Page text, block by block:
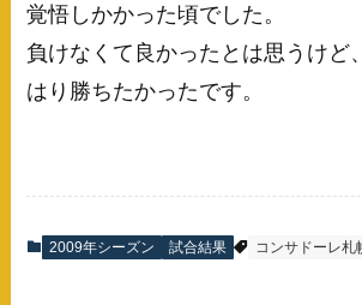
覚悟しかかった頃でした。
負けなくて良かったとは思うけど
はり勝ちたかったです。
2009年シーズン 試合結果 コンサドーレ札